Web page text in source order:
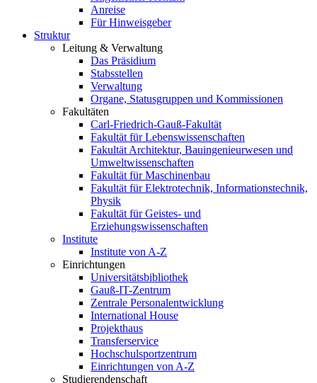
Anreise
Für Hinweisgeber
Struktur
Leitung & Verwaltung
Das Präsidium
Stabsstellen
Verwaltung
Organe, Statusgruppen und Kommissionen
Fakultäten
Carl-Friedrich-Gauß-Fakultät
Fakultät für Lebenswissenschaften
Fakultät Architektur, Bauingenieurwesen und
Umweltwissenschaften
Fakultät für Maschinenbau
Fakultät für Elektrotechnik, Informationstechnik,
Physik
Fakultät für Geistes- und
Erziehungswissenschaften
Institute
Institute von A-Z
Einrichtungen
Universitätsbibliothek
Gauß-IT-Zentrum
Zentrale Personalentwicklung
International House
Projekthaus
Transferservice
Hochschulsportzentrum
Einrichtungen von A-Z
Studierendenschaft